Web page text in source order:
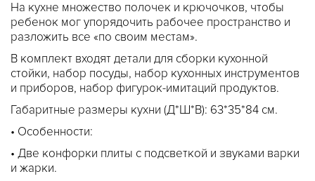
На кухне множество полочек и крючочков, чтобы
ребенок мог упорядочить рабочее пространство и
разложить все «по своим местам».
В комплект входят детали для сборки кухонной
стойки, набор посуды, набор кухонных инструментов
и приборов, набор фигурок-имитаций продуктов.
Габаритные размеры кухни (Д*Ш*В): 63*35*84 см.
• Особенности:
• Две конфорки плиты с подсветкой и звуками варки
и жарки.